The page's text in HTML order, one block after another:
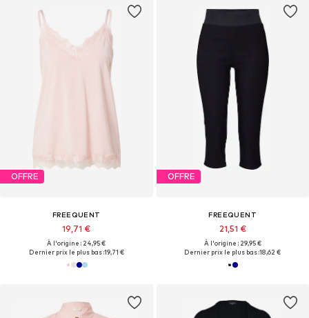
OFFRE
FREEQUENT
19,71 €
À l'origine : 24,95 €
Dernier prix le plus bas :19,71 €
OFFRE
FREEQUENT
21,51 €
À l'origine : 29,95 €
Dernier prix le plus bas :18,62 €